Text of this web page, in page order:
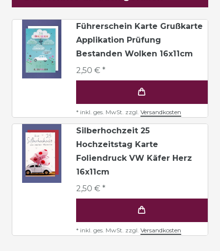
Führerschein Karte Grußkarte
Applikation Prüfung
Bestanden Wolken 16x11cm
2,50 € *
* inkl. ges. MwSt. zzgl. Versandkosten
Silberhochzeit 25
Hochzeitstag Karte
Foliendruck VW Käfer Herz
16x11cm
2,50 € *
* inkl. ges. MwSt. zzgl. Versandkosten